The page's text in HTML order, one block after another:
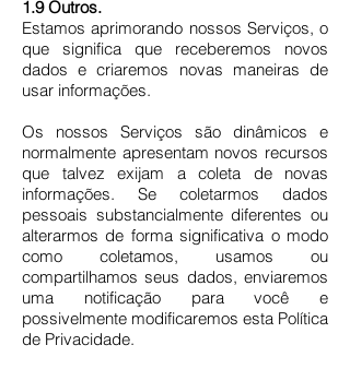
1.9 Outros.
Estamos aprimorando nossos Serviços, o
que significa que receberemos novos
dados e criaremos novas maneiras de
usar informações.
Os nossos Serviços são dinâmicos e
normalmente apresentam novos recursos
que talvez exijam a coleta de novas
informações. Se coletarmos dados
pessoais substancialmente diferentes ou
alterarmos de forma significativa o modo
como coletamos, usamos ou
compartilhamos seus dados, enviaremos
uma notificação para você e
possivelmente modificaremos esta Política
de Privacidade.